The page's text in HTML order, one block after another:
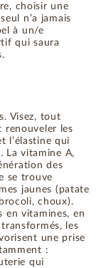
choisir une
n’a jamais
à un/e
qui saura
Visez, tout
renouveler les
l’élastine qui
La vitamine A,
des
se trouve
jaunes (patate
choux).
en vitamines, en
les
une prise
:
qui